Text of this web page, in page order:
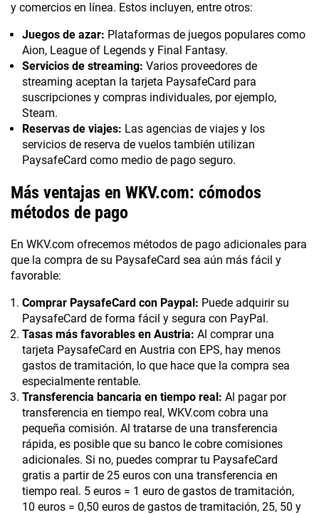
y comercios en línea. Estos incluyen, entre otros:
Juegos de azar: Plataformas de juegos populares como
Aion, League of Legends y Final Fantasy.
Servicios de streaming: Varios proveedores de
streaming aceptan la tarjeta PaysafeCard para
suscripciones y compras individuales, por ejemplo,
Steam.
Reservas de viajes: Las agencias de viajes y los
servicios de reserva de vuelos también utilizan
PaysafeCard como medio de pago seguro.
Más ventajas en WKV.com: cómodos
métodos de pago
En WKV.com ofrecemos métodos de pago adicionales para
que la compra de su PaysafeCard sea aún más fácil y
favorable:
Comprar PaysafeCard con Paypal: Puede adquirir su
PaysafeCard de forma fácil y segura con PayPal.
Tasas más favorables en Austria: Al comprar una
tarjeta PaysafeCard en Austria con EPS, hay menos
gastos de tramitación, lo que hace que la compra sea
especialmente rentable.
Transferencia bancaria en tiempo real: Al pagar por
transferencia en tiempo real, WKV.com cobra una
pequeña comisión. Al tratarse de una transferencia
rápida, es posible que su banco le cobre comisiones
adicionales. Si no, puedes comprar tu PaysafeCard
gratis a partir de 25 euros con una transferencia en
tiempo real. 5 euros = 1 euro de gastos de tramitación,
10 euros = 0,50 euros de gastos de tramitación, 25, 50 y